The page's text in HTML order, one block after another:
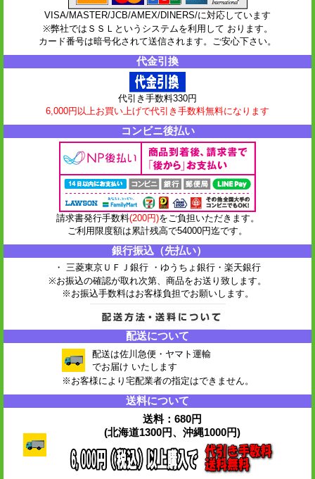
VISA/MASTER/JCB/AMEX/DINERS/に対応しています
※弊社ではＳＳＬというシステムを利用して おります。
カード番号は暗号化されて送信されます。ご安心下さい。
代金引換
代引き手数料330円
6,000円以上お買い上げで代引き手数料無料になります
コンビニ後払い
請求書発行手数料(200円)をご負担いただきます。
ご利用限度額は累計残高で54000円迄です。
銀行振込（先払い）
・ 三菱東京ＵＦＪ銀行 ・ゆうちょ銀行 ・楽天銀行
※お振込の確認が取れ次第、商品をお送り致します。
※お振込手数料はお客様負担でお願いします。
配送について
配送は佐川急便・ヤマト運輸
でお届け いたします
※お客様により宅配業者の指定はできません。
送料について
送料：680円
(北海道1300円、沖縄1000円)